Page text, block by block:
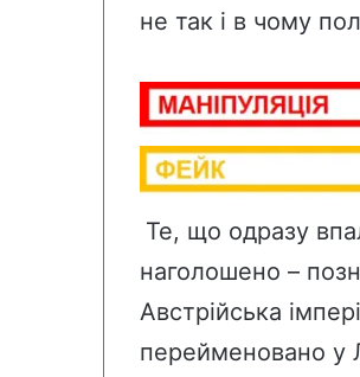
не так і в чому
Те, що одразу
наголошено –
Австрійська
перейменовано у